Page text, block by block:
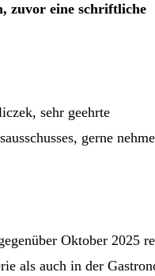
zuvor eine schriftliche
sehr geehrte
gerne
Oktober 2025
als auch in der